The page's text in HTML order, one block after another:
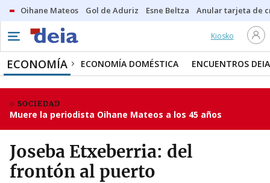
Oihane Mateos Gol de Aduriz Esne Beltza Anular tarjeta de
Kiosko
ECONOMÍA ECONOMÍA DOMÉSTICA ENCUENTROS DEIA
SOCIEDAD
Muere la periodista Oihane Mateos a los 45 años
Joseba Etxeberria: del
frontón al puerto